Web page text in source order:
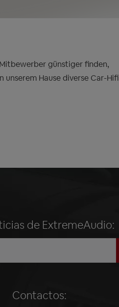
günstiger finden,
Hause diverse Car-Hifi
de ExtremeAudio:
Contactos: